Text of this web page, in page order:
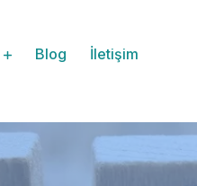
Blog İletişim